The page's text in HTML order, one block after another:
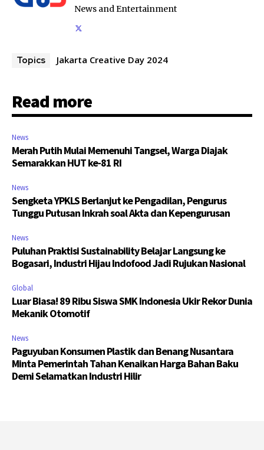
News and Entertainment
Topics Jakarta Creative Day 2024
Read more
News
Merah Putih Mulai Memenuhi Tangsel, Warga Diajak
Semarakkan HUT ke-81 RI
News
Sengketa YPKLS Berlanjut ke Pengadilan, Pengurus
Tunggu Putusan Inkrah soal Akta dan Kepengurusan
News
Puluhan Praktisi Sustainability Belajar Langsung ke
Bogasari, Industri Hijau Indofood Jadi Rujukan Nasional
Global
Luar Biasa! 89 Ribu Siswa SMK Indonesia Ukir Rekor Dunia
Mekanik Otomotif
News
Paguyuban Konsumen Plastik dan Benang Nusantara
Minta Pemerintah Tahan Kenaikan Harga Bahan Baku
Demi Selamatkan Industri Hilir